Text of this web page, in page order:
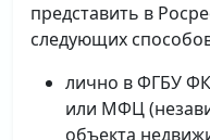
представить в
следующих
лично в ФГБУ
или МФЦ
объекта